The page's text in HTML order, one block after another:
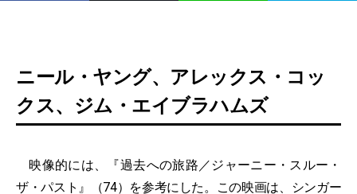
ニール・ヤング、アレックス・コッ
クス、ジム・エイブラハムズ
映像的には、『過去への旅路／ジャーニー・スルー・
ザ・パスト』（74）を参考にした。この映画は、シンガー